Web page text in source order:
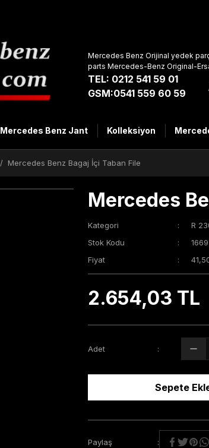
Mercedes Benz Orijinal yedek
TEL: 0212 541 59 01
GSM:0541 559 60 59
Mercedes Benz Jant Kolleksiyon
Mercedes Benz Bagaj İçi Taban File
Mercedes
Kategori
R
Stok Kodu
Fiyat
2.654,03 TL
Adet
Sepete
Paylaş